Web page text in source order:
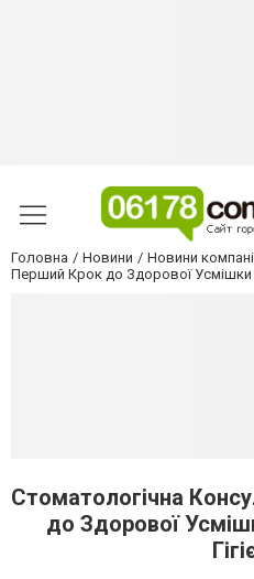
Головна Новини Новини
Перший Крок до Здорової Усмішки
Стоматологічна
до Здорової